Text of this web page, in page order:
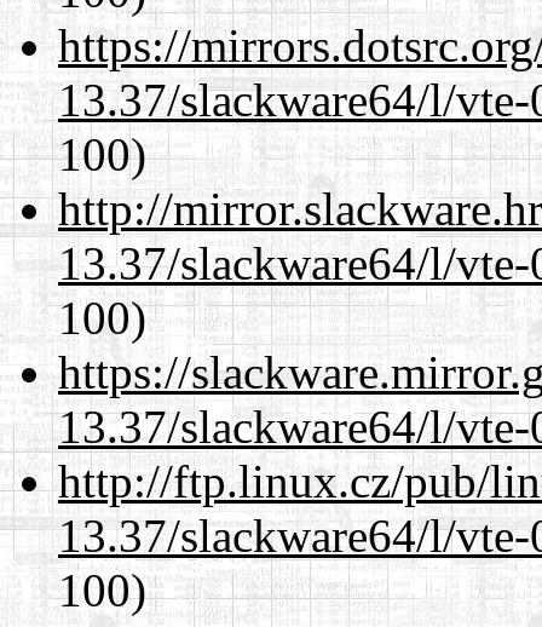
https://
13.37/slackware64/l/
100)
http://
13.37/slackware64/l/
100)
https://
13.37/slackware64/l/
http://ftp.linux.cz/pub/
13.37/slackware64/l/
100)